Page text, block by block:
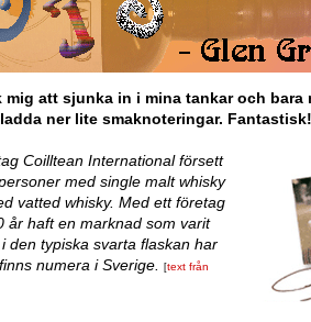
att sjunka in i mina tankar och bara
ner lite smaknoteringar. Fantastisk!
Coilltean International försett
med single malt whisky
vatted whisky. Med ett företag
år haft en marknad som varit
den typiska svarta flaskan har
numera i Sverige.
[text från